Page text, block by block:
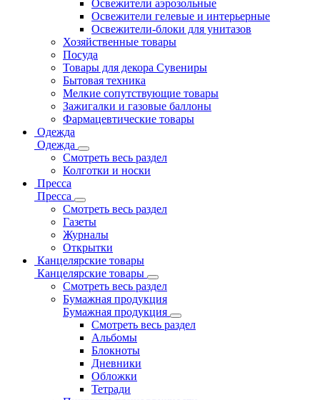
Освежители аэрозольные
Освежители гелевые и интерьерные
Освежители-блоки для унитазов
Хозяйственные товары
Посуда
Товары для декора Сувениры
Бытовая техника
Мелкие сопутствующие товары
Зажигалки и газовые баллоны
Фармацевтические товары
Одежда
Одежда
Смотреть весь раздел
Колготки и носки
Пресса
Пресса
Смотреть весь раздел
Газеты
Журналы
Открытки
Канцелярские товары
Канцелярские товары
Смотреть весь раздел
Бумажная продукция
Бумажная продукция
Смотреть весь раздел
Альбомы
Блокноты
Дневники
Обложки
Тетради